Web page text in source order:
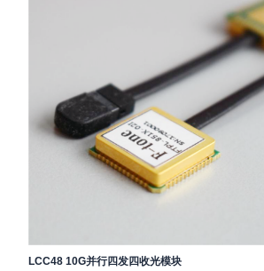
LCC48 10G并行四发四收光模块